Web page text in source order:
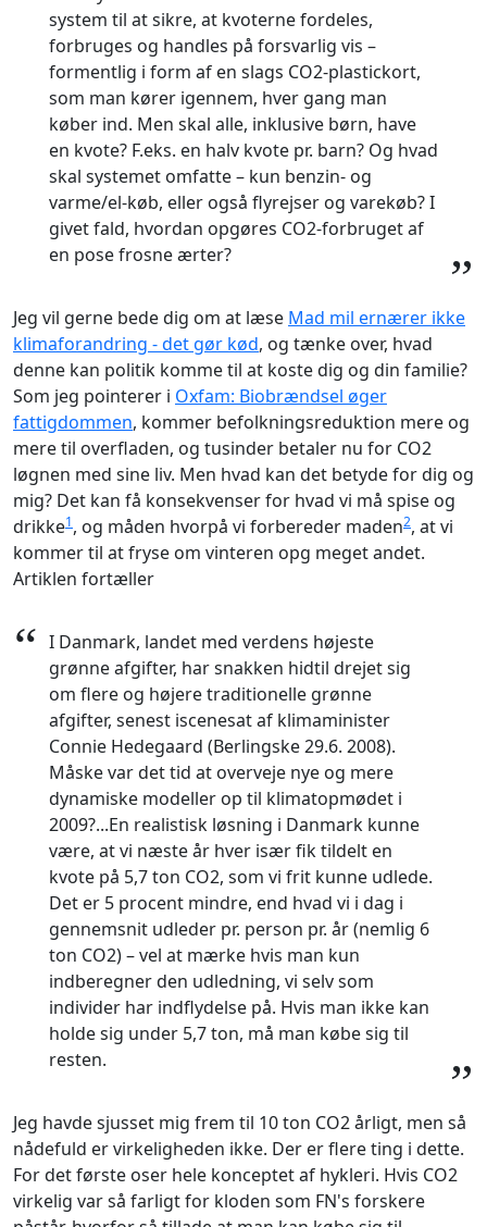
system til at sikre, at kvoterne fordeles,
forbruges og handles på forsvarlig vis –
formentlig i form af en slags CO2-plastickort,
som man kører igennem, hver gang man
køber ind. Men skal alle, inklusive børn, have
en kvote? F.eks. en halv kvote pr. barn? Og hvad
skal systemet omfatte – kun benzin- og
varme/el-køb, eller også flyrejser og varekøb? I
givet fald, hvordan opgøres CO2-forbruget af
en pose frosne ærter?
”
Jeg vil gerne bede dig om at læse Mad mil ernærer ikke
klimaforandring - det gør kød, og tænke over, hvad
denne kan politik komme til at koste dig og din familie?
Som jeg pointerer i Oxfam: Biobrændsel øger
fattigdommen, kommer befolkningsreduktion mere og
mere til overfladen, og tusinder betaler nu for CO2
løgnen med sine liv. Men hvad kan det betyde for dig og
mig? Det kan få konsekvenser for hvad vi må spise og
drikke1, og måden hvorpå vi forbereder maden2, at vi
kommer til at fryse om vinteren opg meget andet.
Artiklen fortæller
“ I Danmark, landet med verdens højeste
grønne afgifter, har snakken hidtil drejet sig
om flere og højere traditionelle grønne
afgifter, senest iscenesat af klimaminister
Connie Hedegaard (Berlingske 29.6. 2008).
Måske var det tid at overveje nye og mere
dynamiske modeller op til klimatopmødet i
2009?...En realistisk løsning i Danmark kunne
være, at vi næste år hver især fik tildelt en
kvote på 5,7 ton CO2, som vi frit kunne udlede.
Det er 5 procent mindre, end hvad vi i dag i
gennemsnit udleder pr. person pr. år (nemlig 6
ton CO2) – vel at mærke hvis man kun
indberegner den udledning, vi selv som
individer har indflydelse på. Hvis man ikke kan
holde sig under 5,7 ton, må man købe sig til
resten.
”
Jeg havde sjusset mig frem til 10 ton CO2 årligt, men så
nådefuld er virkeligheden ikke. Der er flere ting i dette.
For det første oser hele konceptet af hykleri. Hvis CO2
virkelig var så farligt for kloden som FN's forskere